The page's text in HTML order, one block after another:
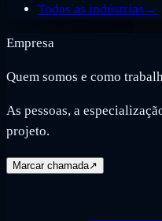
Todas as indústrias →
Empresa
Quem somos e como
As pessoas, a
projeto.
Marcar chamada↗